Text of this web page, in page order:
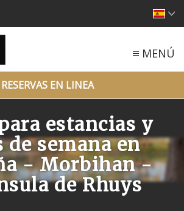
MENÚ
RESERVAS EN LINEA
estancias y
de semana en
- Morbihan -
de Rhuys